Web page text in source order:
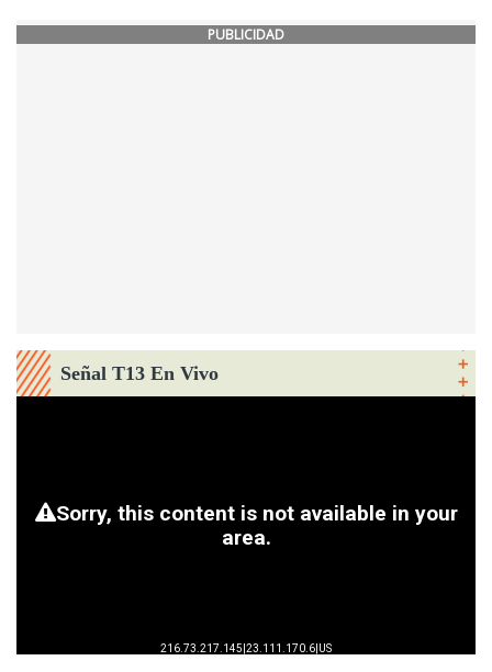
PUBLICIDAD
Señal T13 En Vivo